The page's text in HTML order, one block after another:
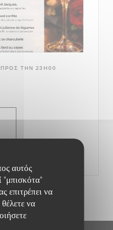
αυτός
"μπισκότα"
επιτρέπει να
θέλετε να
ΤΗΝ 23H00